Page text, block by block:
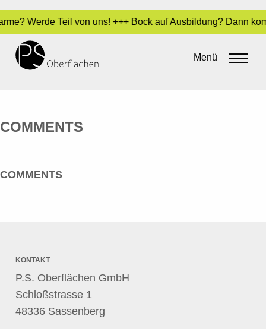
Werde Teil von uns! +++ Bock auf Ausbildung?
Menü
HADJIDJANOS, SPYRIDION
admin•23. Mai 2016
COMMENTS
COMMENTS
KONTAKT
P.S. Oberflächen GmbH
Schloßstrasse 1
48336 Sassenberg